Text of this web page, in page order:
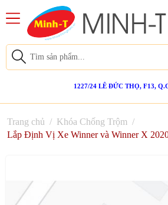
1227/24 LÊ ĐỨC THỌ, F13,
Trang chủ / Khóa Chống Trộm /
Lắp Định Vị Xe Winner và Winner X